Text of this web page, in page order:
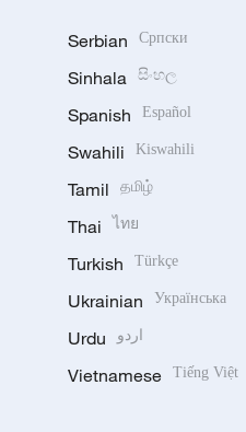
Serbian Српски
Sinhala සිංහල
Spanish Español
Swahili Kiswahili
Tamil தமிழ்
Thai ไทย
Turkish Türkçe
Ukrainian Українська
Urdu اردو
Vietnamese Tiếng Việt